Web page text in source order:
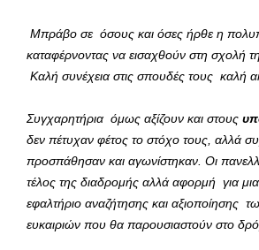
Μπράβο σε όσους και όσες ήρθε η
καταφέρνοντας να εισαχθούν στη σχολή
Καλή συνέχεια στις σπουδές τους καλή
Συγχαρητήρια όμως αξίζουν και στους
δεν πέτυχαν φέτος το στόχο τους, αλλά
προσπάθησαν και αγωνίστηκαν. Οι
τέλος της διαδρομής αλλά αφορμή για
εφαλτήριο αναζήτησης και αξιοποίησης
ευκαιριών που θα παρουσιαστούν στο